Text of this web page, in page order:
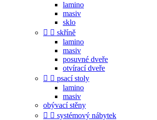
lamino
masiv
sklo
  skříně
lamino
masiv
posuvné dveře
otvírací dveře
  psací stoly
lamino
masiv
obývací stěny
  systémový nábytek